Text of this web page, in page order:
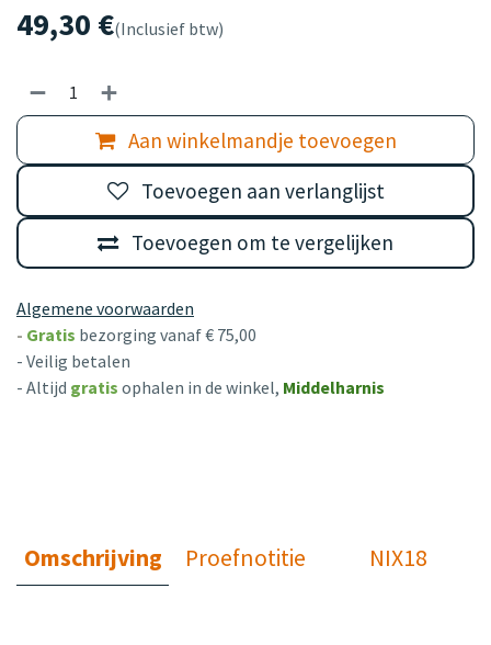
49,30 €(Inclusief btw)
Aan winkelmandje toevoegen
Toevoegen om te vergelijken
Toevoegen aan verlanglijst
Algemene voorwaarden
- Gratis bezorging vanaf € 75,00
- Veilig betalen
- Altijd gratis ophalen in de winkel, Middelharnis
Omschrijving Proefnotitie NIX18